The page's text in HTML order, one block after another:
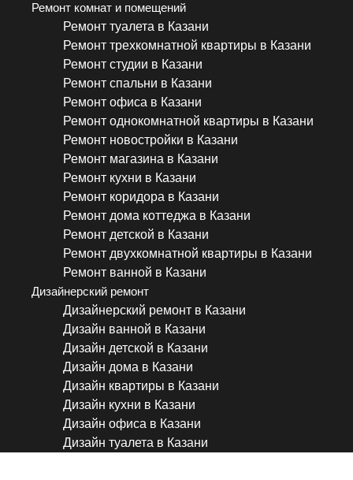
Ремонт комнат и помещений
Ремонт туалета в Казани
Ремонт трехкомнатной квартиры в Казани
Ремонт студии в Казани
Ремонт спальни в Казани
Ремонт офиса в Казани
Ремонт однокомнатной квартиры в Казани
Ремонт новостройки в Казани
Ремонт магазина в Казани
Ремонт кухни в Казани
Ремонт коридора в Казани
Ремонт дома коттеджа в Казани
Ремонт детской в Казани
Ремонт двухкомнатной квартиры в Казани
Ремонт ванной в Казани
Дизайнерский ремонт
Дизайнерский ремонт в Казани
Дизайн ванной в Казани
Дизайн детской в Казани
Дизайн дома в Казани
Дизайн квартиры в Казани
Дизайн кухни в Казани
Дизайн офиса в Казани
Дизайн туалета в Казани